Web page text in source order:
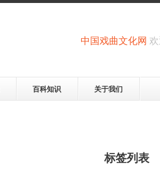
中国戏曲文化网
百科知识 关于我们
标签列表